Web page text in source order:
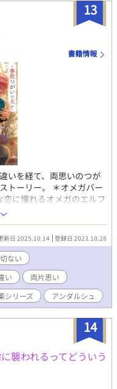
13
書籍情報
いを経て、両思いのつが
トーリー。 ＊オメガバー
に憧れるオメガのエルフ
とつがいになりたいと、
を決行する。だがなぜか
ウス。クラウスは堅物の
上、双子の弟の想い人
ックでお守りとして持っ
を起こしてしまう。 そし
じには番成立の咬み痕
心頭の弟。エルフィーは
ぐにクラウスがやってき
０）幼馴染のアルファと
ちのオメガ。王立アカデ
ラボで仕事をしている 攻
エルフィーと事故つがい
都騎士団の精鋭騎士。
新日 2025.10.14 登録日 2023.10.28
切ない
い
両片思い
シリーズ アンダルシュ
14
襲われるってどういう